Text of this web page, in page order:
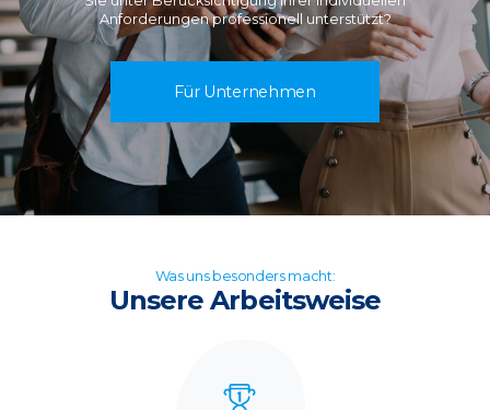
Anforderungen professionell unterstützt?
Für Unternehmen
Was uns besonders macht:
Unsere Arbeitsweise